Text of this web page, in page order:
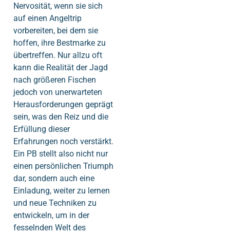
Nervosität, wenn sie sich
auf einen Angeltrip
vorbereiten, bei dem sie
hoffen, ihre Bestmarke zu
übertreffen. Nur allzu oft
kann die Realität der Jagd
nach größeren Fischen
jedoch von unerwarteten
Herausforderungen geprägt
sein, was den Reiz und die
Erfüllung dieser
Erfahrungen noch verstärkt.
Ein PB stellt also nicht nur
einen persönlichen Triumph
dar, sondern auch eine
Einladung, weiter zu lernen
und neue Techniken zu
entwickeln, um in der
fesselnden Welt des